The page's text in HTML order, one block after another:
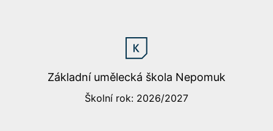
Základní umělecká škola Nepomuk
Školní rok: 2026/2027